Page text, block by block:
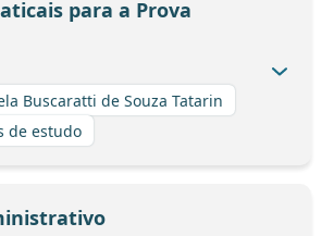
para a Prova
Buscaratti de Souza Tatarin
de estudo